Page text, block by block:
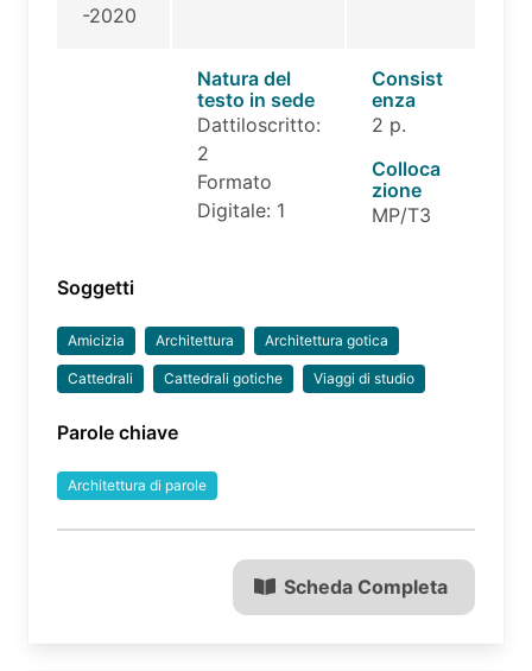
-2020
Natura del
testo in sede
Dattiloscritto:
2
Formato
Digitale: 1
Consist
enza
2 p.
Colloca
zione
MP/T3
Soggetti
Amicizia Architettura Architettura gotica
Cattedrali Cattedrali gotiche Viaggi di studio
Parole chiave
Architettura di parole
Scheda Completa